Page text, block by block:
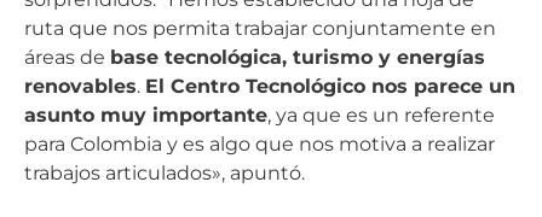
ruta que nos permita trabajar conjuntamente en
áreas de base tecnológica, turismo y energías
renovables. El Centro Tecnológico nos parece un
asunto muy importante, ya que es un referente
para Colombia y es algo que nos motiva a realizar
trabajos articulados», apuntó.